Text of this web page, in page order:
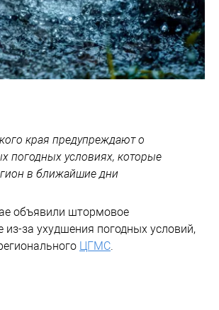
края предупреждают о
погодных условиях, которые
в ближайшие дни
объявили штормовое
из-за ухудшения погодных условий,
ЦГМС